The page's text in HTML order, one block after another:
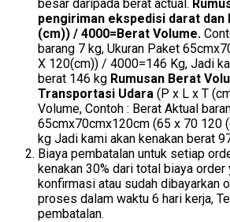
besar daripada berat actual.
pengiriman ekspedisi darat dan
(cm)) / 4000=Berat Volume.
barang 7 kg, Ukuran Paket
X 120(cm)) / 4000=146 Kg, Jadi
berat 146 kg Rumusan Berat
Transportasi Udara (P x L x T
Volume, Contoh : Berat Aktual
65cmx70cmx120cm (65 x 70 120
kg Jadi kami akan kenakan berat
Biaya pembatalan untuk setiap
kenakan 30% dari total biaya order
konfirmasi atau sudah dibayarkan
proses dalam waktu 6 hari kerja,
pembatalan.